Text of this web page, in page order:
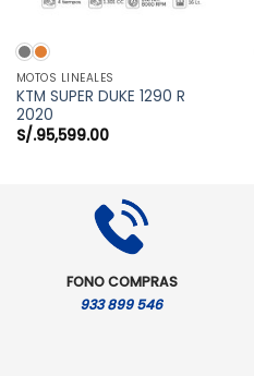
MOTOS LINEALES
KTM SUPER DUKE 1290 R
2020
S/.95,599.00
FONO COMPRAS
933 899 546